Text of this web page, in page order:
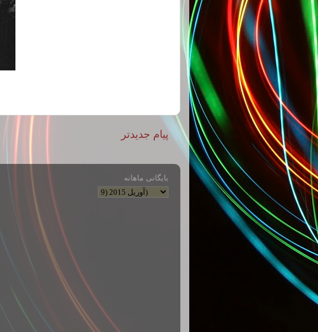
پیام جدیدتر
بایگانی ماهانه